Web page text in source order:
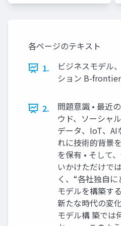
各ページのテキスト
1.
ビジネスモデル
ション B-
2.
問題意識 • 最近
ウド、ソーシャ
データ、IoT、AI
れに技術的背景
を保有 • そして
いかけただけで
く、“各社独自
モデルを構築す
新たな時代の変
モデル構 築では